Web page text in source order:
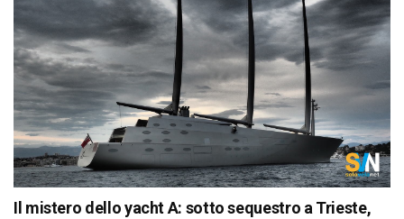
Il mistero dello yacht A: sotto sequestro a Trieste,